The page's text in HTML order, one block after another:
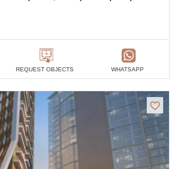
REQUEST OBJECTS WHATSAPP